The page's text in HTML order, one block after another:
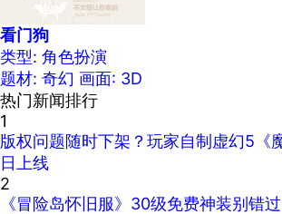
看门狗
类型: 角色扮演
题材: 奇幻 画面: 3D
热门新闻排行
1
版权问题随时下架？玩家自制虚幻5《
日上线
2
《冒险岛怀旧服》30级免费神装别错